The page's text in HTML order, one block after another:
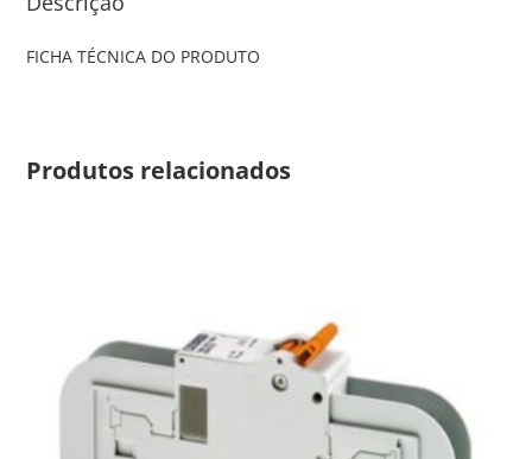
FICHA TÉCNICA DO PRODUTO
Produtos relacionados